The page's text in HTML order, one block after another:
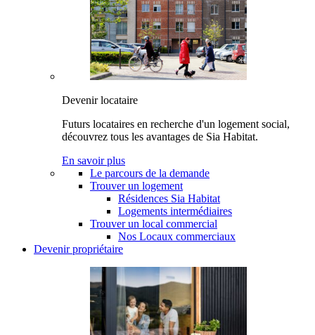
Devenir locataire
Futurs locataires en recherche d'un logement social,
découvrez tous les avantages de Sia Habitat.
En savoir plus
Le parcours de la demande
Trouver un logement
Résidences Sia Habitat
Logements intermédiaires
Trouver un local commercial
Nos Locaux commerciaux
Devenir propriétaire